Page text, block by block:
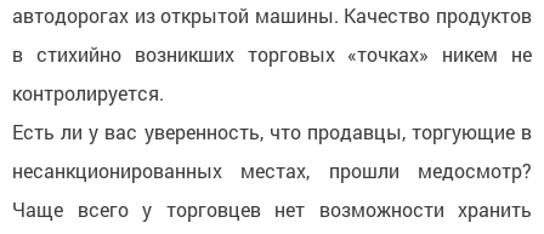
автодорогах из открытой машины. Качество продуктов
в стихийно возникших торговых «точках» никем не
контролируется.
Есть ли у вас уверенность, что продавцы, торгующие в
несанкционированных местах, прошли медосмотр?
Чаще всего у торговцев нет возможности хранить